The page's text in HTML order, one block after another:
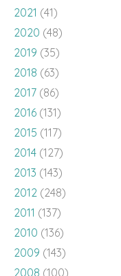
2021 (41)
2020 (48)
2019 (35)
2018 (63)
2017 (86)
2016 (131)
2015 (117)
2014 (127)
2013 (143)
2012 (248)
2011 (137)
2010 (136)
2009 (143)
2008 (100)